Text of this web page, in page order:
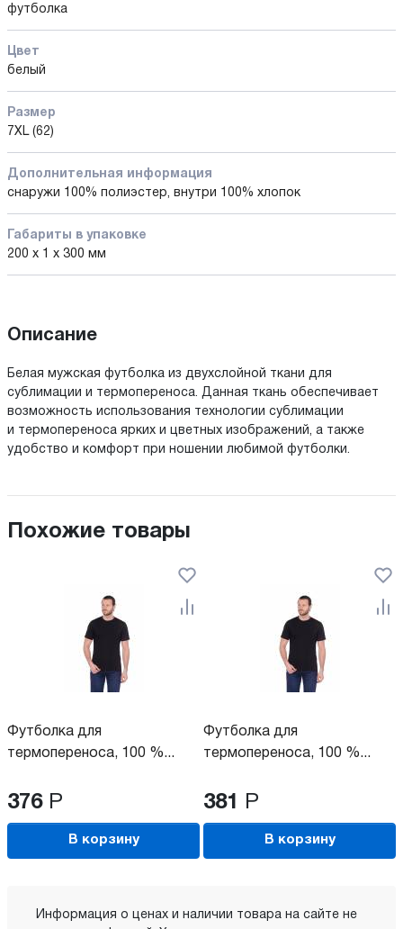
футболка
Цвет
белый
Размер
7XL (62)
Дополнительная информация
снаружи 100% полиэстер, внутри 100% хлопок
Габариты в упаковке
200 x 1 x 300 мм
Описание
Белая мужская футболка из двухслойной ткани для
сублимации и термопереноса. Данная ткань обеспечивает
возможность использования технологии сублимации
и термопереноса ярких и цветных изображений, а также
удобство и комфорт при ношении любимой футболки.
Похожие товары
Футболка для
термопереноса, 100 %...
376 Р
В корзину
Футболка для
термопереноса, 100 %...
381 Р
В корзину
Информация о ценах и наличии товара на сайте не